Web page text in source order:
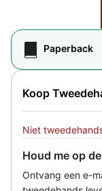
Paperback
Koop
Niet
Houd me op
Ontvang een e-